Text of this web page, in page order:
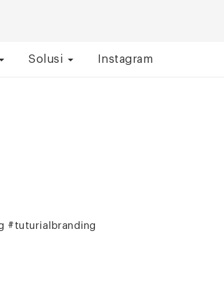
Solusi Instagram
#tuturialbranding